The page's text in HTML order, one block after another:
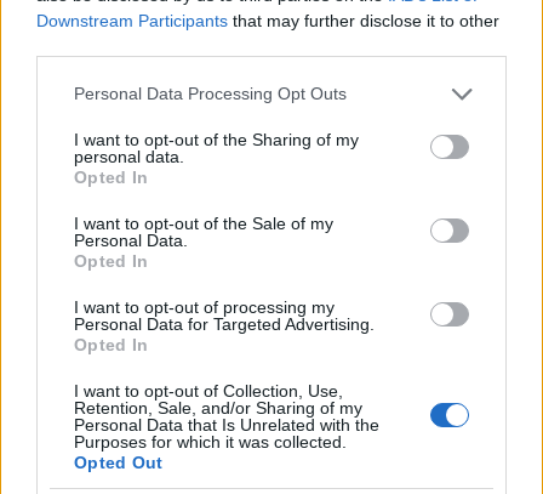
Downstream Participants that may further disclose it to other
Please note that this website/app uses one or more Google
not limited to your visit or usage behaviour. You may click to
grant or deny consent to Google and its third-party tags to
use your data for below specified purposes in below Google
consent section.
Personal Data Processing Opt Outs
I want to opt-out of the Sharing of my
personal data.
Opted In
I want to opt-out of the Sale of my
Personal Data.
Opted In
I want to opt-out of processing my
Personal Data for Targeted Advertising.
Opted In
I want to opt-out of Collection, Use,
Retention, Sale, and/or Sharing of my
Personal Data that Is Unrelated with the
Purposes for which it was collected.
Opted Out
Multe ai genitori per i colloqui saltati: la decisione di
Bolzano
Paolo Mariani · 4 Ago 2026